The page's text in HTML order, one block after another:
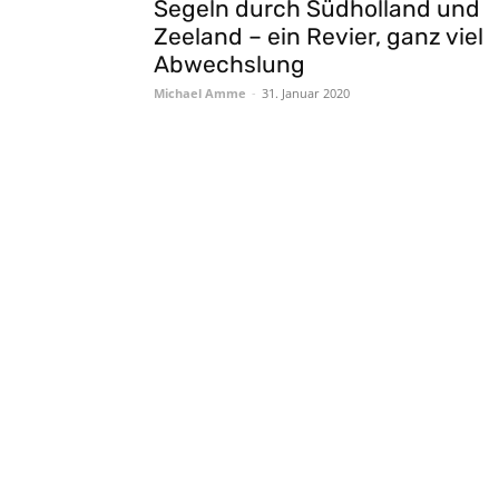
Segeln durch Südholland und
Zeeland – ein Revier, ganz viel
Abwechslung
Michael Amme - 31. Januar 2020